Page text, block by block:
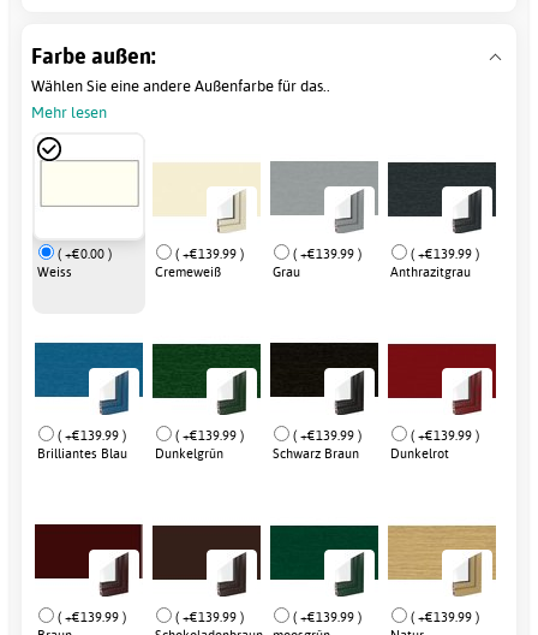
Farbe außen:
Wählen Sie eine andere Außenfarbe für das..
Mehr lesen
( +€0.00 )
Weiss
( +€139.99 )
Cremeweiß
( +€139.99 )
Grau
( +€139.99 )
Anthrazitgrau
( +€139.99 )
Brilliantes Blau
( +€139.99 )
Dunkelgrün
( +€139.99 )
Schwarz Braun
( +€139.99 )
Dunkelrot
( +€139.99 )
( +€139.99 )
( +€139.99 )
( +€139.99 )